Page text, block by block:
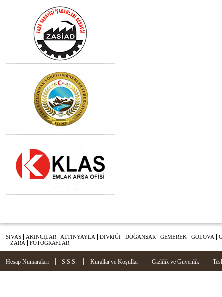
SİVAS AKINCILAR ALTINYAYLA DİVRİĞİ DOĞANŞAR GEMEREK GÖLOVA
ZARA
FOTOĞRAFLAR
Hesap Numaraları | S.S.S. | Kurallar ve Koşullar | Gizlilik ve Güvenlik |